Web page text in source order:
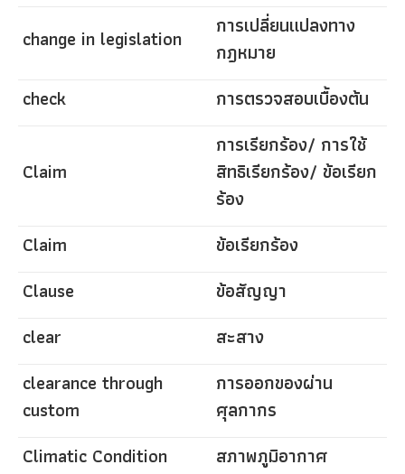
change in legislation
การเปลี่ยนแปลงทาง
กฎหมาย
check
การตรวจสอบเบื้องต้น
Claim
การเรียกร้อง/ การใช้
สิทธิเรียกร้อง/ ข้อเรียก
ร้อง
Claim
ข้อเรียกร้อง
Clause
ข้อสัญญา
clear
สะสาง
clearance through
custom
การออกของผ่าน
ศุลกากร
Climatic Condition
สภาพภูมิอากาศ